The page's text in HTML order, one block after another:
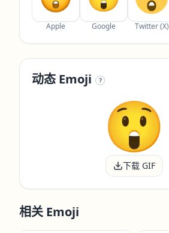
Apple Google Twitter (X)
动态 Emoji ?
下载 GIF
相关 Emoji